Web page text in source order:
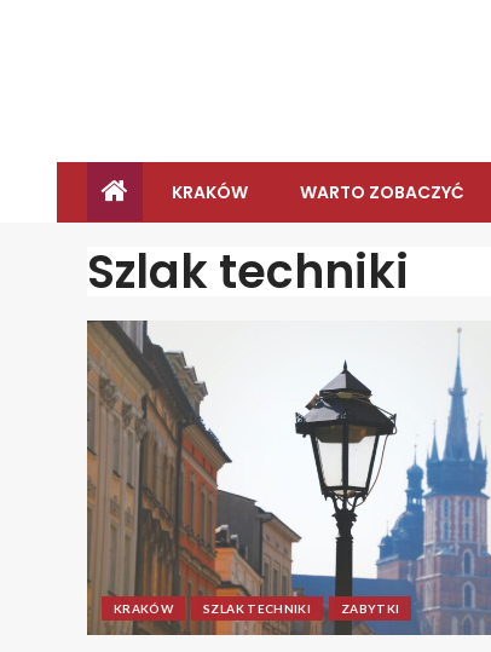
KRAKÓW WARTO ZOBACZYĆ
Szlak techniki
KRAKÓW SZLAK TECHNIKI ZABYTKI